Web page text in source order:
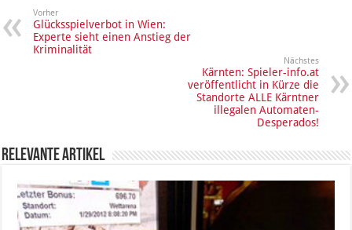
Vorher
Glücksspielverbot in Wien:
Experte sieht einen Anstieg der
Kriminalität
Nächstes
Kärnten: Spieler-info.at
veröffentlicht in Kürze die
Standorte ALLE Kärntner
illegalen Automaten-
Desperados!
Relevante Artikel